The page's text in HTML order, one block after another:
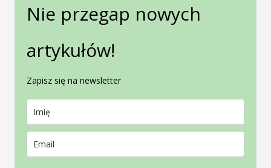
Nie przegap nowych
artykułów!
Zapisz się na newsletter